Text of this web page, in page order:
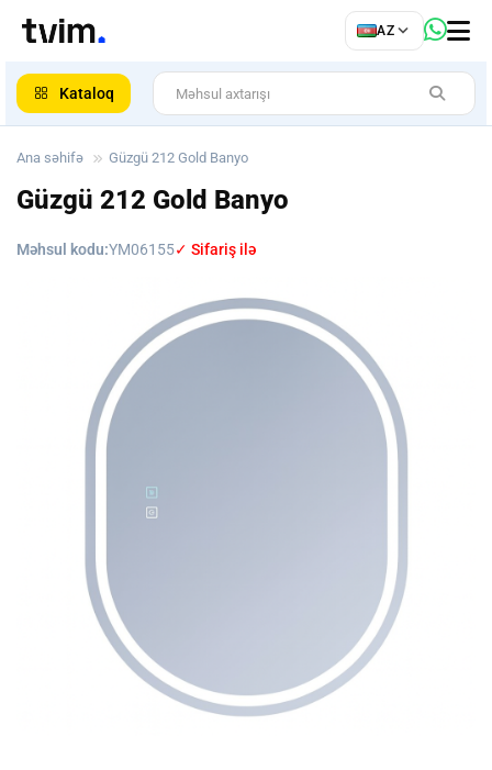
AZ
Kataloq
Ana səhifə Güzgü 212 Gold Banyo
Güzgü 212 Gold Banyo
Məhsul kodu:YM06155✓ Sifariş ilə